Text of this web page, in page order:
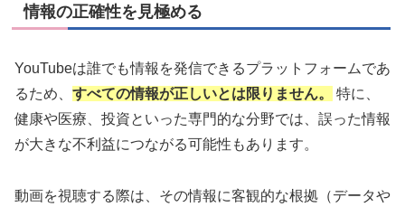
情報の正確性を見極める
YouTubeは誰でも情報を発信できるプラットフォームであ
るため、 すべての情報が正しいとは限りません。
特に、
健康や医療、投資といった専門的な分野では、誤った情報
が大きな不利益につながる可能性もあります。
動画を視聴する際は、その情報に客観的な根拠（データや